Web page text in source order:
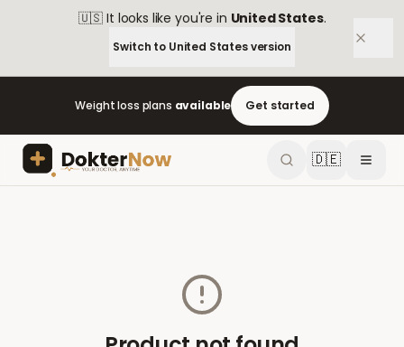
🇺🇸 It looks like you're in United States.
Switch to United Statesversion
Weight loss plans available Get started
🇩🇪